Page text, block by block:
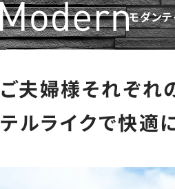
モダン
ご夫婦様それぞれ
テルライクで快適